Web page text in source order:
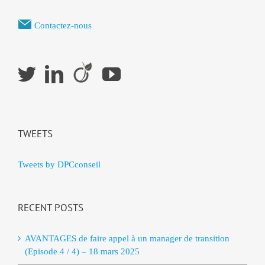
Contactez-nous
TWEETS
Tweets by DPCconseil
RECENT POSTS
AVANTAGES de faire appel à un manager de transition
(Episode 4 / 4) – 18 mars 2025